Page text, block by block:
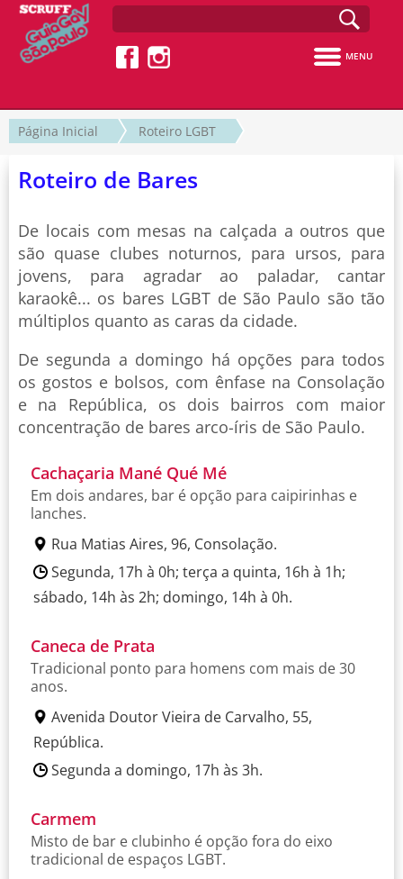
MENU
Página Inicial Roteiro LGBT
Roteiro de Bares
De locais com mesas na calçada a outros que
são quase clubes noturnos, para ursos, para
jovens, para agradar ao paladar, cantar
karaokê... os bares LGBT de São Paulo são tão
múltiplos quanto as caras da cidade.
De segunda a domingo há opções para todos
os gostos e bolsos, com ênfase na Consolação
e na República, os dois bairros com maior
concentração de bares arco-íris de São Paulo.
Cachaçaria Mané Qué Mé
Em dois andares, bar é opção para caipirinhas e
lanches.
Rua Matias Aires, 96, Consolação.
Segunda, 17h à 0h; terça a quinta, 16h à 1h;
sábado, 14h às 2h; domingo, 14h à 0h.
Caneca de Prata
Tradicional ponto para homens com mais de 30
anos.
Avenida Doutor Vieira de Carvalho, 55,
República.
Segunda a domingo, 17h às 3h.
Carmem
Misto de bar e clubinho é opção fora do eixo
tradicional de espaços LGBT.